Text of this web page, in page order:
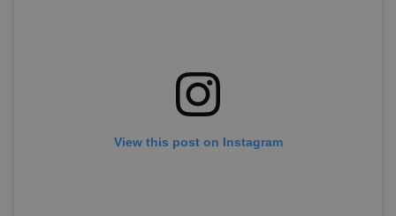
View this post on Instagram